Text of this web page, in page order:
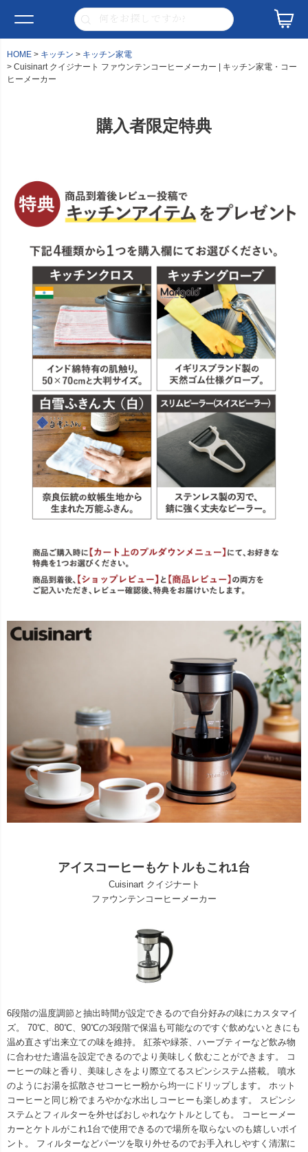
HOME キッチン
キッチン家電
Cuisinart クイジナート ファウンテンコーヒーメーカー | キッチン家電・コー
ヒーメーカー
購入者限定特典
アイスコーヒーもケトルもこれ1台
Cuisinart クイジナート
ファウンテンコーヒーメーカー
6段階の温度調節と抽出時間が設定できるので自分好みの味にカスタマイ
ズ。 70℃、80℃、90℃の3段階で保温も可能なのですぐ飲めないときにも
温め直さず出来立ての味を維持。 紅茶や緑茶、ハーブティーなど飲み物
に合わせた適温を設定できるのでより美味しく飲むことができます。 コ
ーヒーの味と香り、美味しさをより際立てるスピンシステム搭載。 噴水
のようにお湯を拡散させコーヒー粉から均一にドリップします。 ホット
コーヒーと同じ粉でまろやかな水出しコーヒーも楽しめます。 スピンシ
ステムとフィルターを外せばおしゃれなケトルとしても。 コーヒーメー
カーとケトルがこれ1台で使用できるので場所を取らないのも嬉しいポイ
ント。 フィルターなどパーツを取り外せるのでお手入れしやすく清潔に